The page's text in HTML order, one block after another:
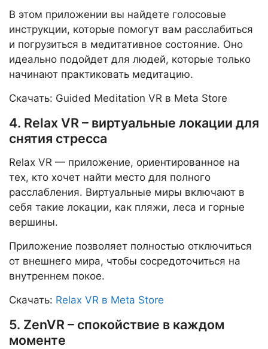
В этом приложении вы найдете голосовые
инструкции, которые помогут вам расслабиться
и погрузиться в медитативное состояние. Оно
идеально подойдет для людей, которые только
начинают практиковать медитацию.
Скачать: Guided Meditation VR в Meta Store
4. Relax VR – виртуальные локации для
снятия стресса
Relax VR — приложение, ориентированное на
тех, кто хочет найти место для полного
расслабления. Виртуальные миры включают в
себя такие локации, как пляжи, леса и горные
вершины.
Приложение позволяет полностью отключиться
от внешнего мира, чтобы сосредоточиться на
внутреннем покое.
Скачать: Relax VR в Meta Store
5. ZenVR – спокойствие в каждом
моменте